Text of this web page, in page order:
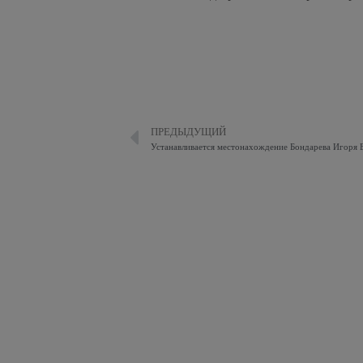
ПРЕДЫДУЩИЙ
Устанавливается местонахождение Бондарева Игоря